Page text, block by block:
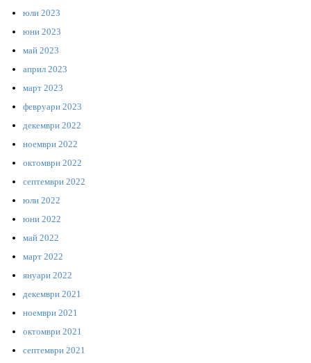
юли 2023
юни 2023
май 2023
април 2023
март 2023
февруари 2023
декември 2022
ноември 2022
октомври 2022
септември 2022
юли 2022
юни 2022
май 2022
март 2022
януари 2022
декември 2021
ноември 2021
октомври 2021
септември 2021